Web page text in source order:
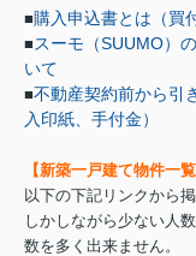
■購入申込書とは（買
■ スーモ（SUUMO）
いて
■不動産契約前から引
入印紙、手付金）
【新築一戸建て物件一覧
以下の下記リンクから
しかしながら少ない人
数を多く出来ません。